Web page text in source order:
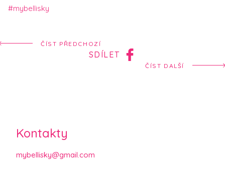
#mybellisky
ČÍST PŘEDCHOZÍ
SDÍLET
ČÍST DALŠÍ
Kontakty
mybellisky@gmail.com